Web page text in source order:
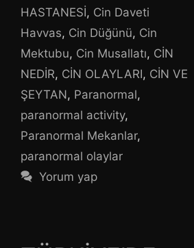
HASTANESİ, Cin Daveti
Havvas, Cin Düğünü, Cin
Mektubu, Cin Musallatı, CİN
NEDİR, CİN OLAYLARI, CİN VE
ŞEYTAN, Paranormal,
paranormal activity,
Paranormal Mekanlar,
paranormal olaylar
Yorum yap